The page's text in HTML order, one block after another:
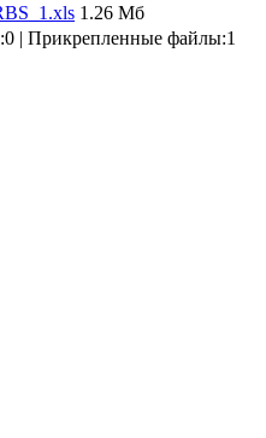
1.26 Мб
| Прикрепленные файлы:1